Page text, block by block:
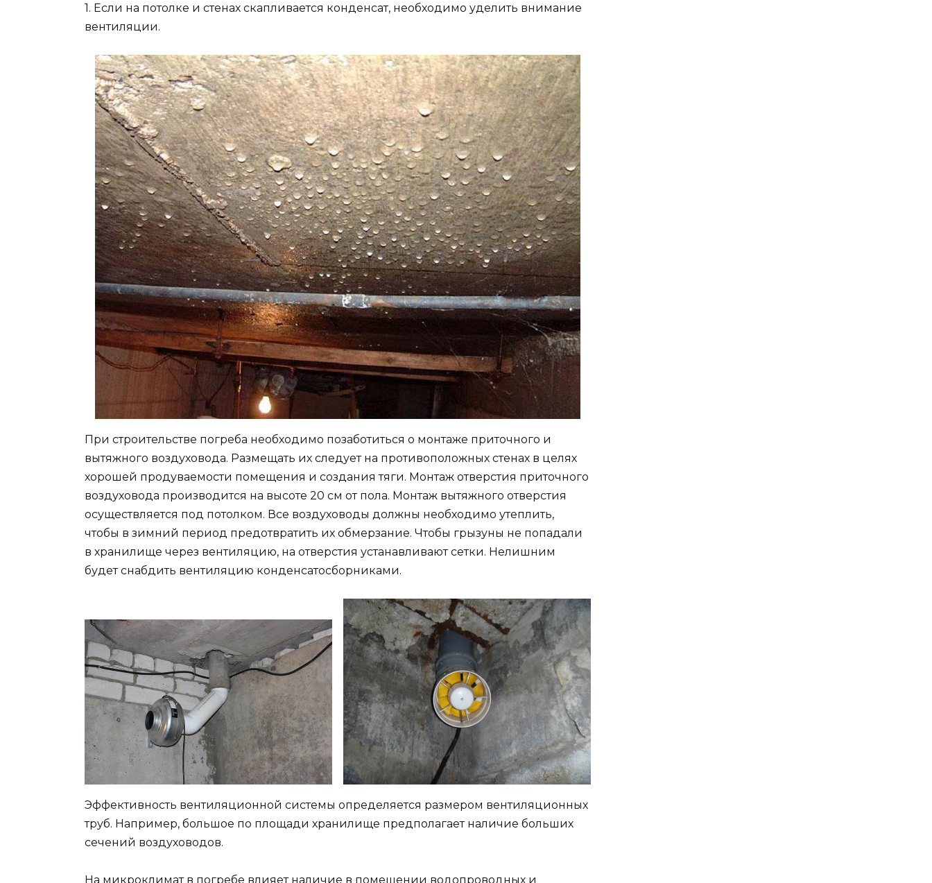
1. Если на потолке и стенах скапливается конденсат, необходимо уделить внимание
вентиляции.
При строительстве погреба необходимо позаботиться о монтаже приточного и
вытяжного воздуховода. Размещать их следует на противоположных стенах в целях
хорошей продуваемости помещения и создания тяги. Монтаж отверстия приточного
воздуховода производится на высоте 20 см от пола. Монтаж вытяжного отверстия
осуществляется под потолком. Все воздуховоды должны необходимо утеплить,
чтобы в зимний период предотвратить их обмерзание. Чтобы грызуны не попадали
в хранилище через вентиляцию, на отверстия устанавливают сетки. Нелишним
будет снабдить вентиляцию конденсатосборниками.
Эффективность вентиляционной системы определяется размером вентиляционных
труб. Например, большое по площади хранилище предполагает наличие больших
сечений воздуховодов.
На микроклимат в погребе влияет наличие в помещении водопроводных и